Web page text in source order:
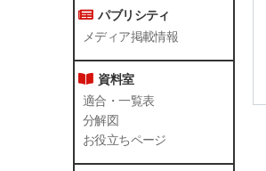
パブリシティ
メディア掲載情報
資料室
適合・一覧表
分解図
お役立ちページ